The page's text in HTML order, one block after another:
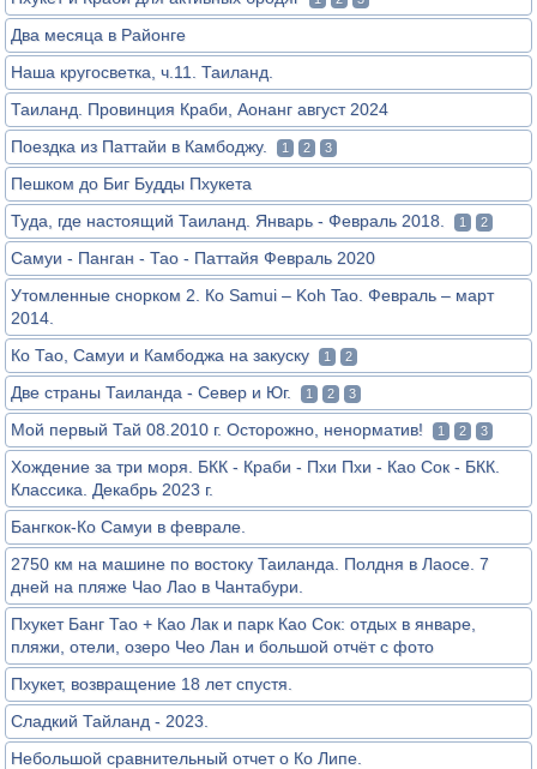
Два месяца в Районге
Наша кругосветка, ч.11. Таиланд.
Таиланд. Провинция Краби, Аонанг август 2024
Поездка из Паттайи в Камбоджу.
1 2 3
Пешком до Биг Будды Пхукета
Туда, где настоящий Таиланд. Январь - Февраль 2018.
1 2
Самуи - Панган - Тао - Паттайя Февраль 2020
Утомленные снорком 2. Ко Samui – Koh Tao. Февраль – март
2014.
Ко Тао, Самуи и Камбоджа на закуску
1 2
Две страны Таиланда - Север и Юг. 1 2 3
Мой первый Тай 08.2010 г. Осторожно, ненорматив! 1 2 3
Хождение за три моря. БКК - Краби - Пхи Пхи - Као Сок - БКК.
Классика. Декабрь 2023 г.
Бангкок-Ко Самуи в феврале.
2750 км на машине по востоку Таиланда. Полдня в Лаосе. 7
дней на пляже Чао Лао в Чантабури.
Пхукет Банг Тао + Као Лак и парк Као Сок: отдых в январе,
пляжи, отели, озеро Чео Лан и большой отчёт с фото
Пхукет, возвращение 18 лет спустя.
Сладкий Тайланд - 2023.
Небольшой сравнительный отчет о Ко Липе.